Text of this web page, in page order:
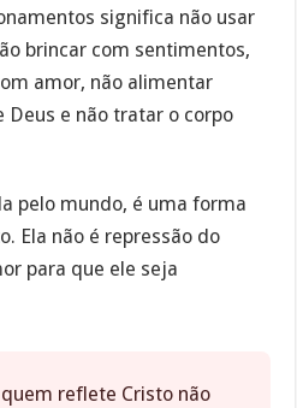
significa não usar
brincar com sentimentos,
amor, não alimentar
e não tratar o corpo
pelo mundo, é uma forma
Ela não é repressão do
para que ele seja
quem reflete Cristo não